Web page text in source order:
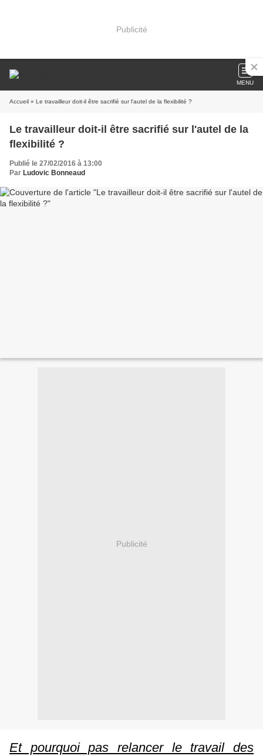
Publicité
MENU
Accueil » Le travailleur doit-il être sacrifié sur l'autel de la flexibilité ?
Le travailleur doit-il être sacrifié sur l'autel de la
flexibilité ?
Publié le 27/02/2016 à 13:00
Par Ludovic Bonneaud
Publicité
Et pourquoi pas relancer le travail des